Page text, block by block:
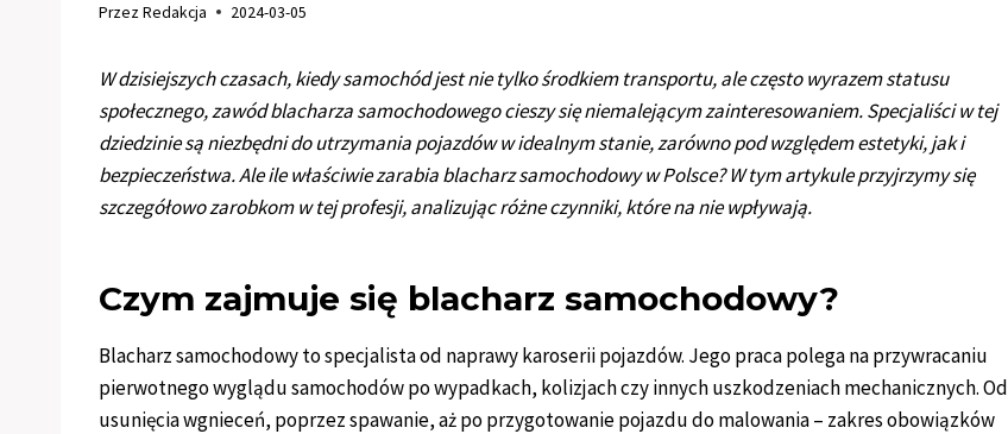
PrzezRedakcja 2024-03-05
W dzisiejszych czasach, kiedy samochód jest nie tylko środkiem transportu, ale często wyrazem statusu
społecznego, zawód blacharza samochodowego cieszy się niemalejącym zainteresowaniem. Specjaliści w tej
dziedzinie są niezbędni do utrzymania pojazdów w idealnym stanie, zarówno pod względem estetyki, jak i
bezpieczeństwa. Ale ile właściwie zarabia blacharz samochodowy w Polsce? W tym artykule przyjrzymy się
szczegółowo zarobkom w tej profesji, analizując różne czynniki, które na nie wpływają.
Czym zajmuje się blacharz samochodowy?
Blacharz samochodowy to specjalista od naprawy karoserii pojazdów. Jego praca polega na przywracaniu
pierwotnego wyglądu samochodów po wypadkach, kolizjach czy innych uszkodzeniach mechanicznych. Od
usunięcia wgnieceń, poprzez spawanie, aż po przygotowanie pojazdu do malowania – zakres obowiązków